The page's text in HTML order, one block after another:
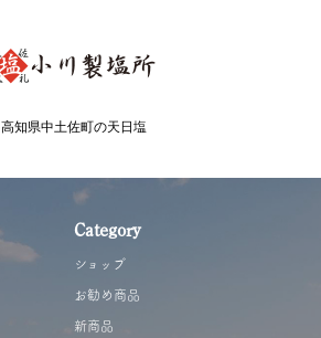
高知県中土佐町の天日塩
Category
ショップ
お勧め商品
新商品